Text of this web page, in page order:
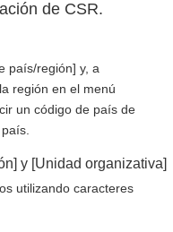
de CSR.
país/región] y, a
región en el menú
un código de país de
y [Unidad organizativa]
utilizando caracteres